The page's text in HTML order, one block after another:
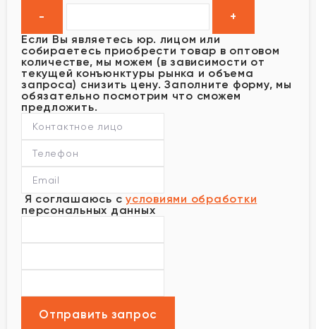
Если Вы являетесь юр. лицом или
собираетесь приобрести товар в оптовом
количестве, мы можем (в зависимости от
текущей конъюнктуры рынка и объема
запроса) снизить цену. Заполните форму, мы
обязательно посмотрим что сможем
предложить.
Я соглашаюсь с условиями обработки
персональных данных